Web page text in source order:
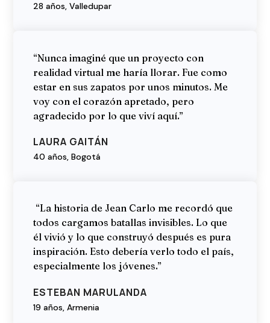
28 años, Valledupar
“Nunca imaginé que un proyecto con
realidad virtual me haría llorar. Fue como
estar en sus zapatos por unos minutos. Me
voy con el corazón apretado, pero
agradecido por lo que viví aquí.”
LAURA GAITÁN
40 años, Bogotá
“La historia de Jean Carlo me recordó que
todos cargamos batallas invisibles. Lo que
él vivió y lo que construyó después es pura
inspiración. Esto debería verlo todo el país,
especialmente los jóvenes.”
ESTEBAN MARULANDA
19 años, Armenia